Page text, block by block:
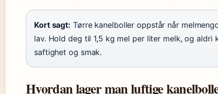
Kort sagt: Tørre kanelboller oppstår når
lav. Hold deg til 1,5 kg mel per liter melk, og
saftighet og smak.
Hvordan lager man luftige